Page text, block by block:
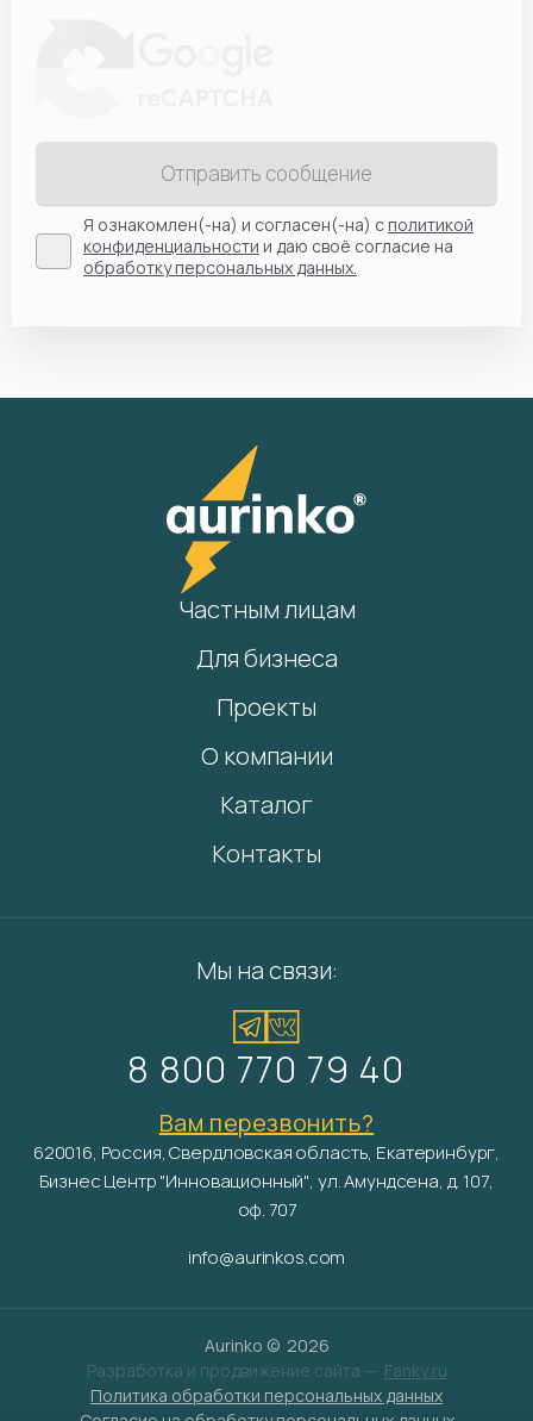
Отправить сообщение
Я ознакомлен(-на) и согласен(-на) сполитикой
конфиденциальности и даю своё согласие на
обработку персональных данных.
Частным лицам
Для бизнеса
Проекты
О компании
Каталог
Контакты
Мы на связи:
8 800 770 79 40
Вам перезвонить?
620016, Россия, Свердловская область, Екатеринбург,
Бизнес Центр "Инновационный", ул. Амундсена, д. 107,
оф. 707
info@aurinkos.com
Aurinko © 2026
Разработка и продвижение сайта — Fanky.ru
Политика обработки персональных данных